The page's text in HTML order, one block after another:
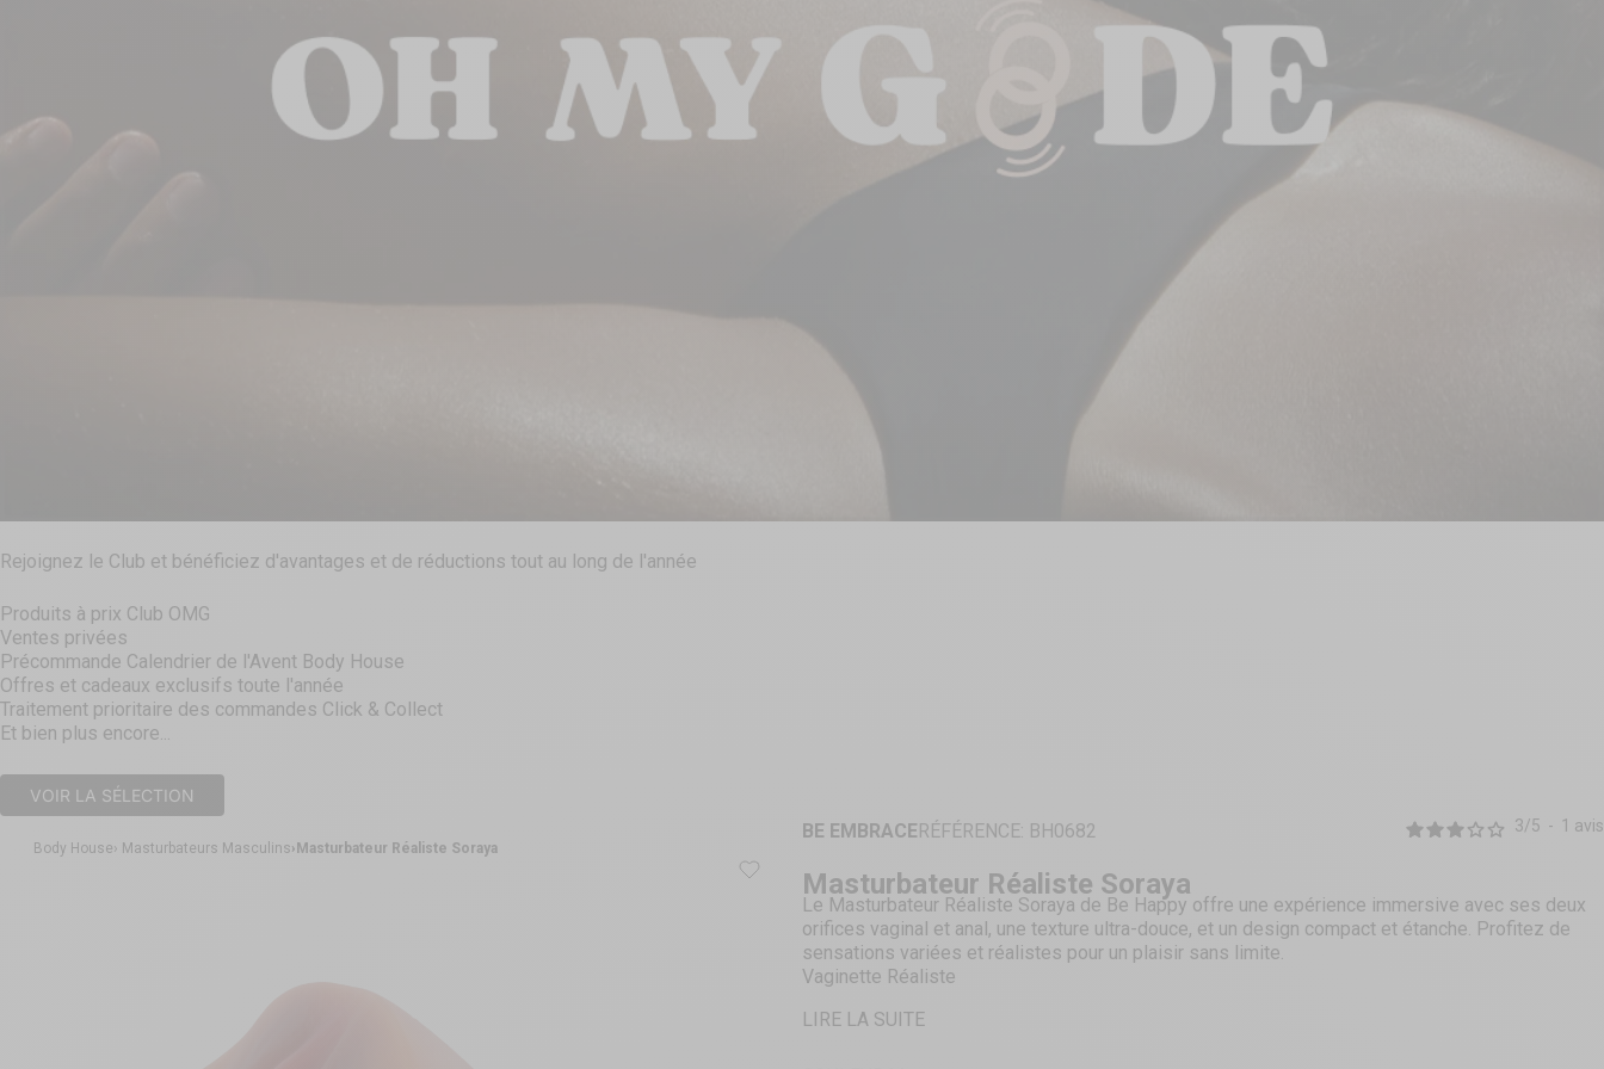
Rejoignez le Club et bénéficiez d'avantages et de réductions tout au long de l'année
Produits à prix Club OMG
Ventes privées
Précommande Calendrier de l'Avent Body House
Offres et cadeaux exclusifs toute l'année
Traitement prioritaire des commandes Click & Collect
Et bien plus encore...
VOIR LA SÉLECTION
Body House Masturbateurs Masculins Masturbateur Réaliste Soraya
BE EMBRACE RÉFÉRENCE: BH0682 3/5 - 1 avis
Masturbateur Réaliste Soraya
Le Masturbateur Réaliste Soraya de Be Happy offre une expérience immersive avec ses deux
orifices vaginal et anal, une texture ultra-douce, et un design compact et étanche. Profitez de
sensations variées et réalistes pour un plaisir sans limite.
Vaginette Réaliste
Texture interne stimulante
LIRE LA SUITE